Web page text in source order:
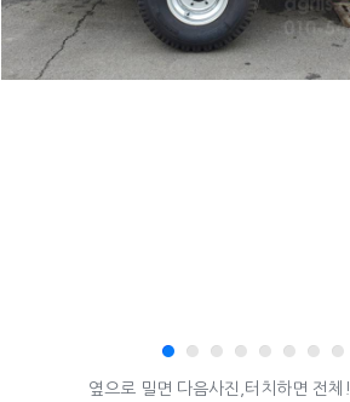
옆으로 밀면 다음사진,터치하면 전체!